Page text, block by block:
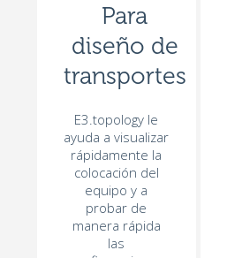
Para
diseño de
transportes
E3.topology le
ayuda a visualizar
rápidamente la
colocación del
equipo y a
probar de
manera rápida
las